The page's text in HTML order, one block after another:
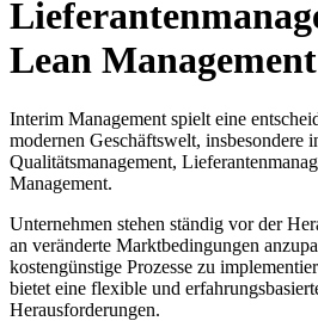
Lean Management
Interim Management spielt eine
modernen Geschäftswelt, insbesondere
Qualitätsmanagement,
Management.
Unternehmen stehen ständig vor der
an veränderte Marktbedingungen
kostengünstige Prozesse zu
bietet eine flexible und
Herausforderungen.